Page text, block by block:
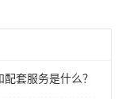
套服务是什么？